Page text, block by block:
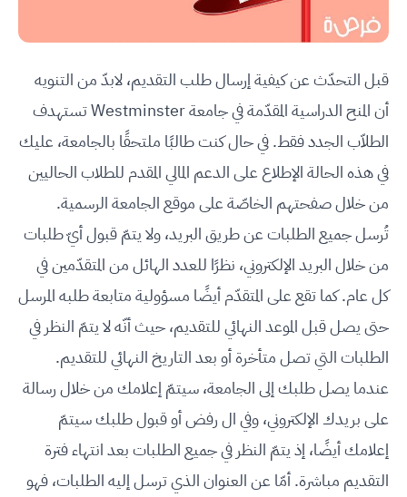
قبل التحدّث عن كيفية إرسال طلب التقديم، لابدّ من التنويه
أن المنح الدراسية المقدّمة في جامعة Westminster تستهدف
الطلاّب الجدد فقط. في حال كنت طالبًا ملتحقًا بالجامعة، عليك
في هذه الحالة الإطلاع على الدعم المالي المقدم للطلاب الحاليين
من خلال صفحتهم الخاصّة على موقع الجامعة الرسمية.
تُرسل جميع الطلبات عن طريق البريد، ولا يتمّ قبول أيّ طلبات
من خلال البريد الإلكتروني، نظرًا للعدد الهائل من المتقدّمين في
كل عام. كما تقع على المتقدّم أيضًا مسؤولية متابعة طلبه المرسل
حتى يصل قبل الموعد النهائي للتقديم، حيث أنّه لا يتمّ النظر في
الطلبات التي تصل متأخرة أو بعد التاريخ النهائي للتقديم.
عندما يصل طلبك إلى الجامعة، سيتمّ إعلامك من خلال رسالة
على بريدك الإلكتروني، وفي ال رفض أو قبول طلبك سيتمّ
إعلامك أيضًا، إذ يتمّ النظر في جميع الطلبات بعد انتهاء فترة
التقديم مباشرة. أمّا عن العنوان الذي ترسل إليه الطلبات، فهو